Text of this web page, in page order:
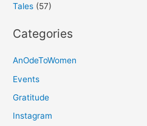
Tales (57)
Categories
AnOdeToWomen
Events
Gratitude
Instagram